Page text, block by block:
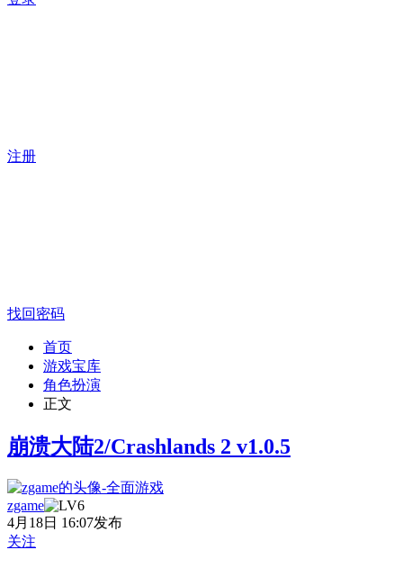
注册
找回密码
首页
游戏宝库
角色扮演
正文
崩溃大陆2/Crashlands 2 v1.0.5
zgame
4月18日 16:07发布
关注